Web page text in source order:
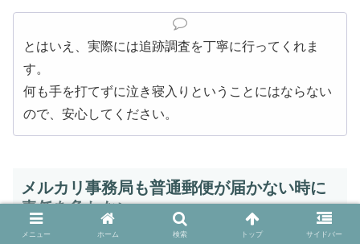
とはいえ、実際には追跡調査を丁寧に行ってくれま
す。
何も手を打てずに泣き寝入りということにはならない
ので、安心してください。
メルカリ事務局も普通郵便が届かない時に
責任を負わない
メニュー ホーム 検索 トップ サイドバー